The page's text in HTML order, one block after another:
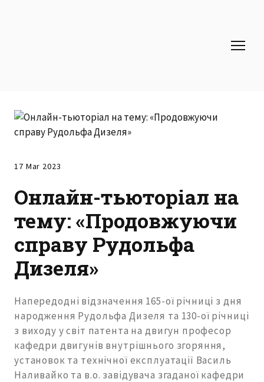
17 Mar 2023
Онлайн-тьюторіал на
тему: «Продовжуючи
справу Рудольфа
Дизеля»
Напередодні відзначення 165-ої річниці з дня
народження Рудольфа Дизеля та 130-ої річниці
з виходу у світ патента на двигун професор
кафедри двигунів внутрішнього згоряння,
установок та технічної експлуатації Василь
Наливайко та в.о. завідувача згаданої кафедри